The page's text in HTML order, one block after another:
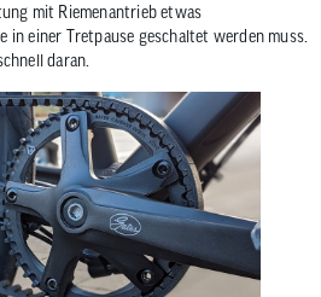
mit Riemenantrieb etwas
in einer Tretpause geschaltet werden muss.
daran.